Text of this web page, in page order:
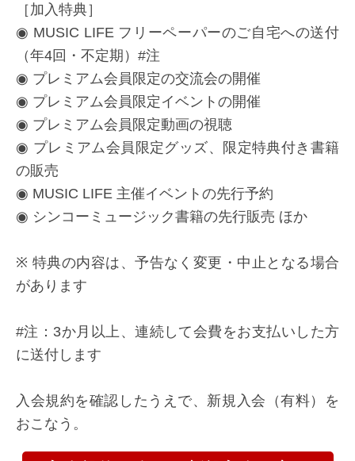
［加入特典］
◉ MUSIC LIFE フリーペーパーのご自宅への送付
（年4回・不定期）#注
◉ プレミアム会員限定の交流会の開催
◉ プレミアム会員限定イベントの開催
◉ プレミアム会員限定動画の視聴
◉ プレミアム会員限定グッズ、限定特典付き書籍
の販売
◉ MUSIC LIFE 主催イベントの先行予約
◉ シンコーミュージック書籍の先行販売 ほか
※ 特典の内容は、予告なく変更・中止となる場合
があります
#注：3か月以上、連続して会費をお支払いした方
に送付します
入会規約を確認したうえで、新規入会（有料）を
おこなう。